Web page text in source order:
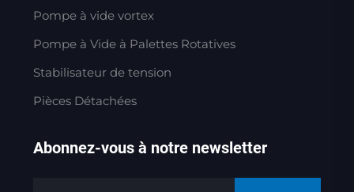
Pompe à vide vortex
Pompe à Vide à Palettes Rotatives
Stabilisateur de tension
Pièces Détachées
Abonnez-vous à notre newsletter